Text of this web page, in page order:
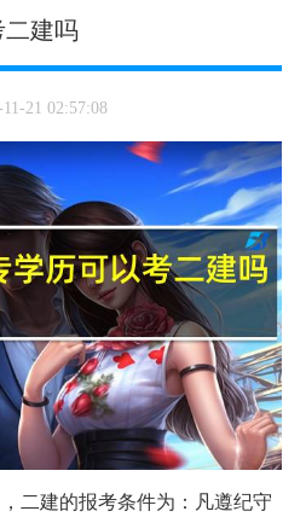
建吗
21 02:57:08
二建的报考条件为：凡遵纪守